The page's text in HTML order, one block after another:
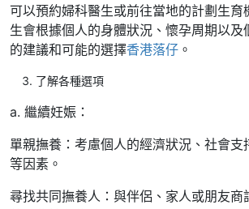
可以預約婦科醫生或前往當地的計劃生育
生會根據個人的身體狀況、懷孕周期以及
的建議和可能的選擇香港落仔 。
了解各種選項
a. 繼續妊娠：
單親撫養：考慮個人的經濟狀況、社會支
等因素。
尋找共同撫養人：與伴侶、家人或朋友商